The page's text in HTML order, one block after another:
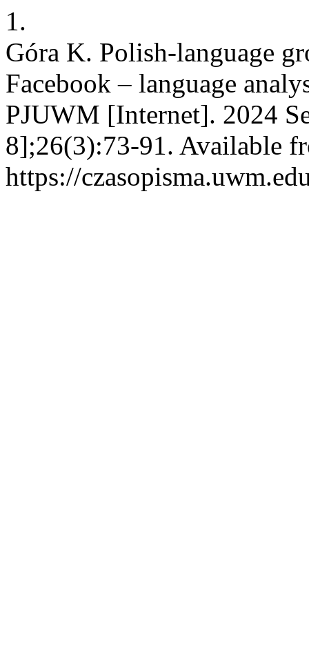
1.
Góra K. Polish-language
Facebook – language
PJUWM [Internet]. 2024
8];26(3):73-91. Available
https://